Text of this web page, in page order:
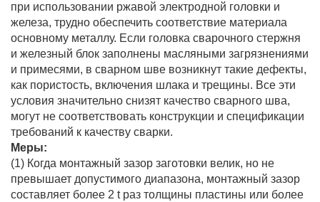
при использовании ржавой электродной головки и
железа, трудно обеспечить соответствие материала
основному металлу. Если головка сварочного стержня
и железный блок заполнены масляными загрязнениями
и примесями, в сварном шве возникнут такие дефекты,
как пористость, включения шлака и трещины. Все эти
условия значительно снизят качество сварного шва,
могут не соответствовать конструкции и спецификации
требований к качеству сварки.
Меры:
(1) Когда монтажный зазор заготовки велик, но не
превышает допустимого диапазона, монтажный зазор
составляет более 2 t раз толщины пластины или более